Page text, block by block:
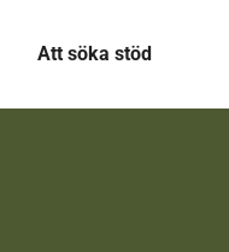
Att söka stöd